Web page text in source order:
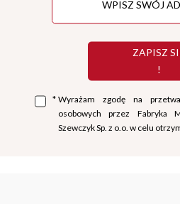
ZAPISZ
!
* Wyrażam zgodę na
osobowych przez Fabryka
Szewczyk Sp. z o.o. w celu